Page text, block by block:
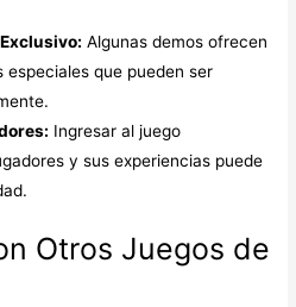
Algunas demos ofrecen
especiales que pueden ser
Ingresar al juego
y sus experiencias puede
Otros Juegos de